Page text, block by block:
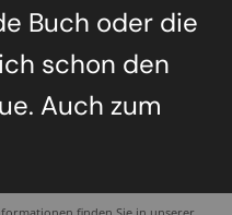
Buch oder die
schon den
Auch zum